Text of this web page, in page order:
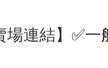
場連結】 ✅一